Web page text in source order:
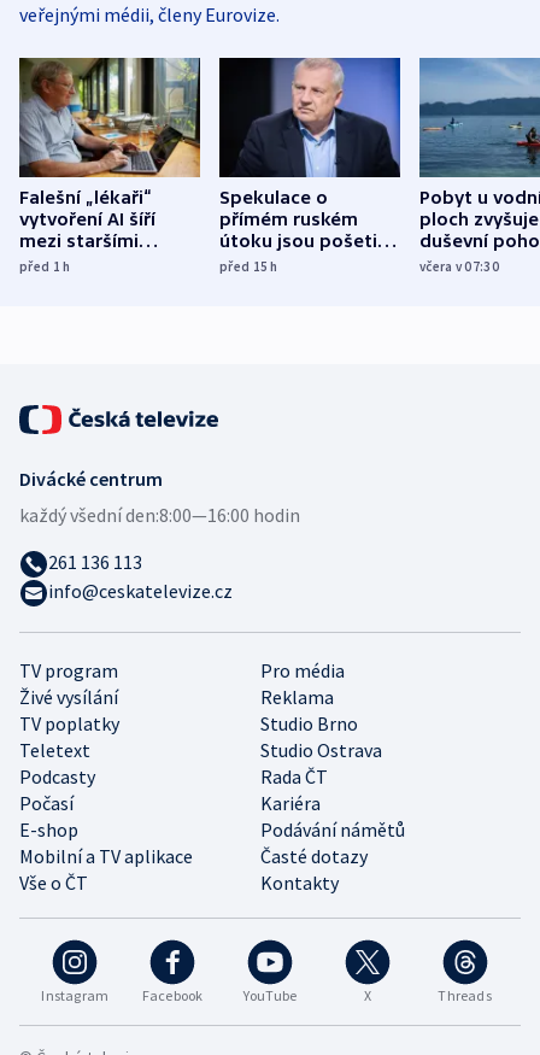
veřejnými médii, členy Eurovize.
Falešní „lékaři“
vytvoření AI šíří
mezi staršími
Poláky nebezpečné
před 1h
Spekulace o
přímém ruském
útoku jsou pošetilé,
míní estonský
před 15h
Pobyt u
ploch zvyšuje
duševní
ukázala
včera v 07:30
Instagram Facebook YouTube X Threads
TV program
Pro média
Živé vysílání
Reklama
TV poplatky
Studio Brno
Teletext
Studio Ostrava
Podcasty
Rada ČT
Počasí
Kariéra
E-shop
Podávání námětů
Mobilní a TV aplikace
Časté dotazy
Vše o ČT
Kontakty
Divácké centrum
každý všední den:8:00—16:00 hodin
261 136 113
info@ceskatelevize.cz